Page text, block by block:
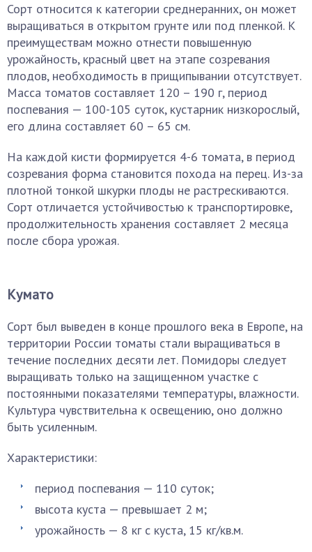
Сорт относится к категории среднеранних, он может
выращиваться в открытом грунте или под пленкой. К
преимуществам можно отнести повышенную
урожайность, красный цвет на этапе созревания
плодов, необходимость в прищипывании отсутствует.
Масса томатов составляет 120 – 190 г, период
поспевания — 100-105 суток, кустарник низкорослый,
его длина составляет 60 – 65 см.
На каждой кисти формируется 4-6 томата, в период
созревания форма становится похода на перец. Из-за
плотной тонкой шкурки плоды не растрескиваются.
Сорт отличается устойчивостью к транспортировке,
продолжительность хранения составляет 2 месяца
после сбора урожая.
Кумато
Сорт был выведен в конце прошлого века в Европе, на
территории России томаты стали выращиваться в
течение последних десяти лет. Помидоры следует
выращивать только на защищенном участке с
постоянными показателями температуры, влажности.
Культура чувствительна к освещению, оно должно
быть усиленным.
Характеристики:
период поспевания — 110 суток;
высота куста — превышает 2 м;
урожайность — 8 кг с куста, 15 кг/кв.м.